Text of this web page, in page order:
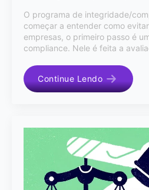
O programa de integridade/
começar a entender como
empresas, o primeiro passo é
compliance. Nele é feita a
Continue Lendo